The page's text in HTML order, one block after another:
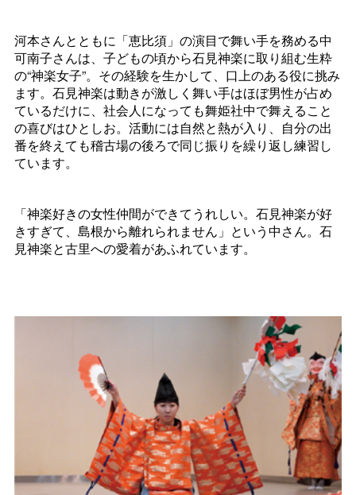
河本さんとともに「恵比須」の演目で舞い手を務める中
可南子さんは、子どもの頃から石見神楽に取り組む生粋
の“神楽女子”。その経験を生かして、口上のある役に挑み
ます。石見神楽は動きが激しく舞い手はほぼ男性が占め
ているだけに、社会人になっても舞姫社中で舞えること
の喜びはひとしお。活動には自然と熱が入り、自分の出
番を終えても稽古場の後ろで同じ振りを繰り返し練習し
ています。
「神楽好きの女性仲間ができてうれしい。石見神楽が好
きすぎて、島根から離れられません」という中さん。石
見神楽と古里への愛着があふれています。